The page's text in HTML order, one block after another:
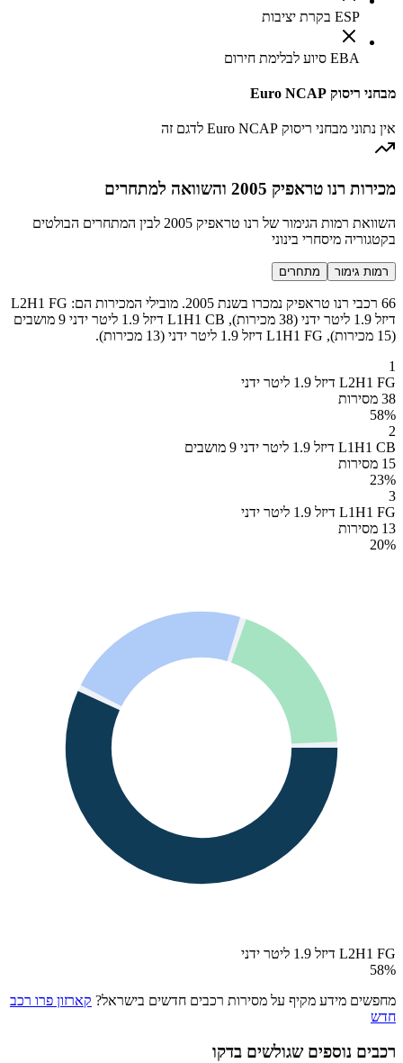
ESP בקרת יציבות
EBA סיוע לבלימת חירום
מבחני ריסוק Euro NCAP
אין נתוני מבחני ריסוק Euro NCAP לדגם זה
מכירות רנו טראפיק 2005 והשוואה למתחרים
השוואת רמות הגימור של רנו טראפיק 2005 לבין המתחרים הבולטים
בקטגוריה מיסחרי בינוני
רמות גימור מתחרים
66 רכבי רנו טראפיק נמכרו בשנת 2005. מובילי המכירות הם: L2H1 FG
דיזל 1.9 ליטר ידני (38 מכירות), L1H1 CB דיזל 1.9 ליטר ידני 9 מושבים
(15 מכירות), L1H1 FG דיזל 1.9 ליטר ידני (13 מכירות).
1
L2H1 FG דיזל 1.9 ליטר ידני
38 מסירות
58%
2
L1H1 CB דיזל 1.9 ליטר ידני 9 מושבים
15 מסירות
23%
3
L1H1 FG דיזל 1.9 ליטר ידני
13 מסירות
20%
L2H1 FG דיזל 1.9 ליטר ידני
58%
מחפשים מידע מקיף על מסירות רכבים חדשים בישראל? קארזון פרו רכב
חדש
רכבים נוספים שגולשים בדקו